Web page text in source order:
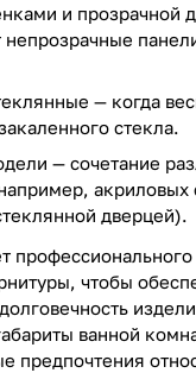
и прозрачной
— когда
стекла.
— сочетание
акриловых
дверцей).
чтобы
ванной
предпочтения